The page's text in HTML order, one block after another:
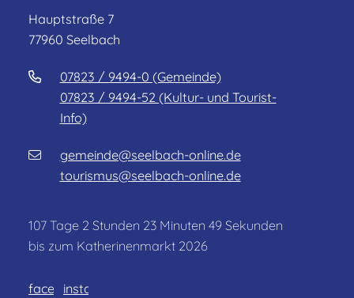
Hauptstraße 7
77960 Seelbach
07823 / 9494-0 (Gemeinde)
07823 / 9494-52 (Kultur- und Tourist-
Info)
gemeinde@seelbach-online.de
tourismus@seelbach-online.de
107 Tage 2 Stunden 23 Minuten 49 Sekunden
bis zum Katherinenmarkt 2026
facebookinstagram